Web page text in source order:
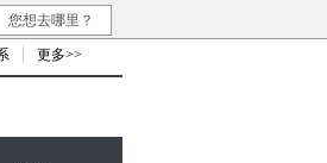
您想去哪里？
更多>>